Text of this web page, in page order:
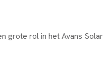
grote rol in het Avans